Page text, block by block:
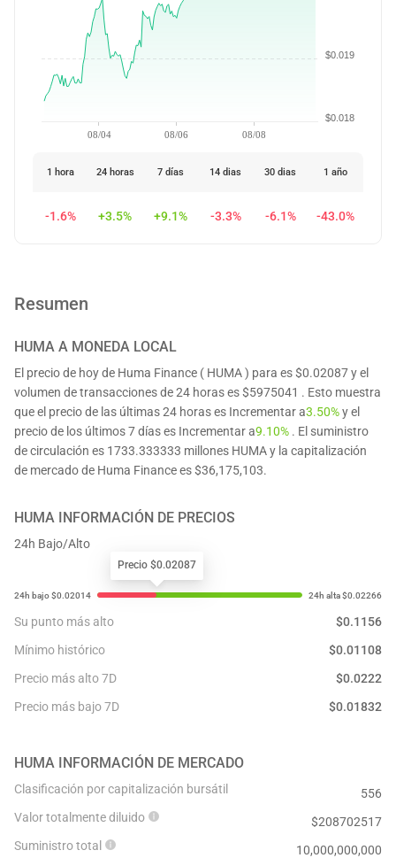
08/04 08/06 08/08
$0.018
$0.019
1 hora 24 horas 7 días 14 dias 30 dias 1 año
-1.6% +3.5% +9.1% -3.3% -6.1% -43.0%
Resumen
HUMA A MONEDA LOCAL
El precio de hoy de Huma Finance ( HUMA ) para es $0.02087 y el
volumen de transacciones de 24 horas es $5975041 . Esto muestra
que el precio de las últimas 24 horas es Incrementar a3.50%y el
precio de los últimos 7 días es Incrementar a9.10% . El suministro
de circulación es 1733.333333 millones HUMA y la capitalización
de mercado de Huma Finance es $36,175,103.
HUMA INFORMACIÓN DE PRECIOS
24h Bajo/Alto
Precio $0.02087
Su punto más alto $0.1156
Mínimo histórico
$0.01108
Precio más alto 7D
$0.0222
Precio más bajo 7D
$0.01832
HUMA INFORMACIÓN DE MERCADO
Clasificación por capitalización bursátil
556
Valor totalmente diluido
$208702517
Suministro total
10,000,000,000